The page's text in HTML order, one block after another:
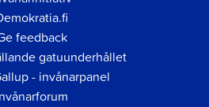
feedback
gatuunderhållet
- invånarpanel